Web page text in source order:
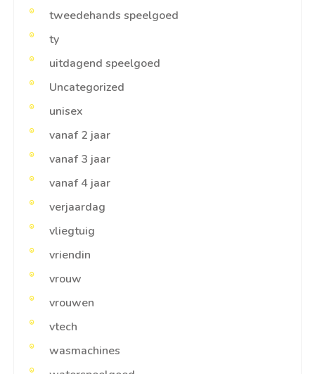
tweedehands speelgoed
ty
uitdagend speelgoed
Uncategorized
unisex
vanaf 2 jaar
vanaf 3 jaar
vanaf 4 jaar
verjaardag
vliegtuig
vriendin
vrouw
vrouwen
vtech
wasmachines